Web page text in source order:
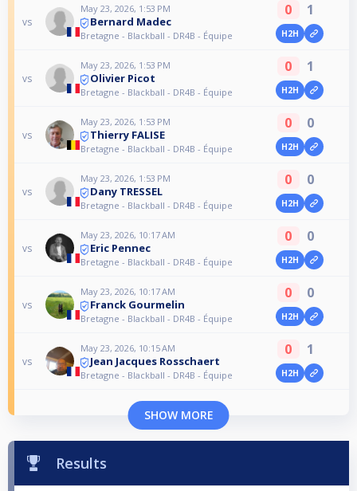
vs
May 23, 2026, 1:53 PM
Bernard Madec
Bretagne - Blackball - DR4B - Équipe
0 1
H2H
vs
May 23, 2026, 1:53 PM
Olivier Picot
Bretagne - Blackball - DR4B - Équipe
0 1
H2H
vs
May 23, 2026, 1:53 PM
Thierry FALISE
Bretagne - Blackball - DR4B - Équipe
0 0
H2H
vs
May 23, 2026, 1:53 PM
Dany TRESSEL
Bretagne - Blackball - DR4B - Équipe
0 0
H2H
vs
May 23, 2026, 10:17 AM
Eric Pennec
Bretagne - Blackball - DR4B - Équipe
0 0
H2H
vs
May 23, 2026, 10:17 AM
Franck Gourmelin
Bretagne - Blackball - DR4B - Équipe
0 0
H2H
vs
May 23, 2026, 10:15 AM
Jean Jacques Rosschaert
Bretagne - Blackball - DR4B - Équipe
0 1
H2H
SHOW MORE
Results